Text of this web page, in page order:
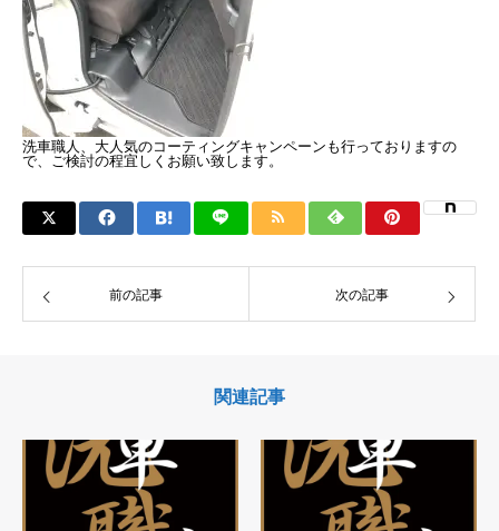
洗車職人、大人気のコーティングキャンペーンも行っておりますの
で、ご検討の程宜しくお願い致します。
前の記事 次の記事
関連記事